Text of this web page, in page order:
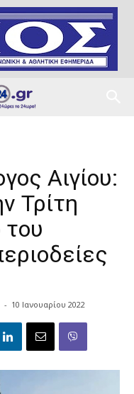
Αιγίου:
Τρίτη
- 10 Ιανουαρίου 2022